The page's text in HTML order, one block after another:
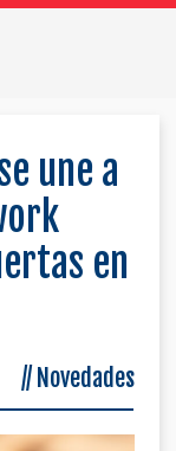
une a
en
// Novedades